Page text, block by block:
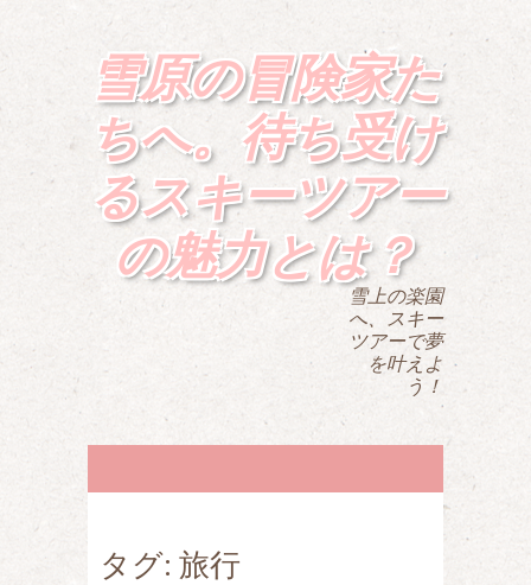
雪原の冒険家た
ちへ。待ち受け
るスキーツアー
の魅力とは？
雪上の楽園
へ、スキー
ツアーで夢
を叶えよ
う！
タグ: 旅行